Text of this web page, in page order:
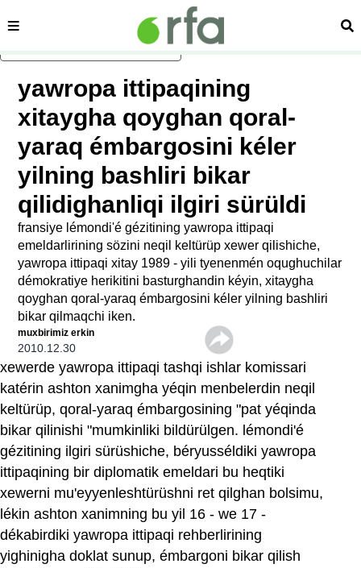
asasliq mezmungha atlang
sehipe
yawropa ittipaqining
xitaygha qoyghan qoral-
yaraq émbargosini kéler
yilning bashliri bikar
qilidighanliqi ilgiri sürüldi
fransiye lémondi'é gézitining yawropa ittipaqi
emeldarlirining sözini neqil keltürüp xewer qilishiche,
yawropa ittipaqi xitay 1989 - yili tyenenmén oqughuchilar
démokratiye herikitini basturghandin kéyin, xitaygha
qoyghan qoral-yaraq émbargosini kéler yilning bashliri
bikar qilmaqchi iken.
muxbirimiz erkin
2010.12.30
xewerde yawropa ittipaqi tashqi ishlar komissari
katérin ashton xanimgha yéqin menbelerdin neqil
keltürüp, qoral-yaraq émbargosining "pat yéqinda
bikar qilinishi "mumkinliki bildürülgen. lémondi'é
gézitining ilgiri sürüshiche, béryusséldiki yawropa
ittipaqining bir diplomatik emeldari bu heqtiki
xewerni mu'eyyenleshtürüshni ret qilghan bolsimu,
lékin ashton xanimning bu yil 16 ‏- we 17 ‏-
dékabirdiki yawropa ittipaqi rehberlirining
yighinigha doklat sunup, émbargoni bikar qilish